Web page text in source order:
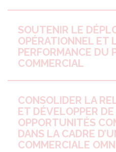
SOUTENIR LE
OPÉRATIONNEL ET
PERFORMANCE DU
COMMERCIAL
CONSOLIDER LA
ET DÉVELOPPER
OPPORTUNITÉS
DANS LA CADRE
COMMERCIALE